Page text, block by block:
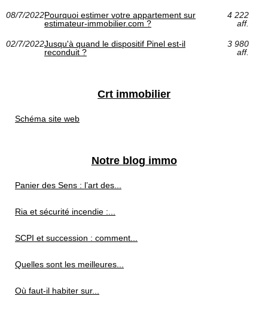
08/7/2022Pourquoi estimer votre appartement sur
estimateur-immobilier.com ?
4 222
aff.
02/7/2022Jusqu'à quand le dispositif Pinel est-il
reconduit ?
3 980
aff.
Crt immobilier
Schéma site web
Notre blog immo
Panier des Sens : l’art des...
Ria et sécurité incendie :...
SCPI et succession : comment...
Quelles sont les meilleures...
Où faut-il habiter sur...